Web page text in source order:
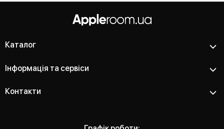
Каталог
Інформація та сервіси
Контакти